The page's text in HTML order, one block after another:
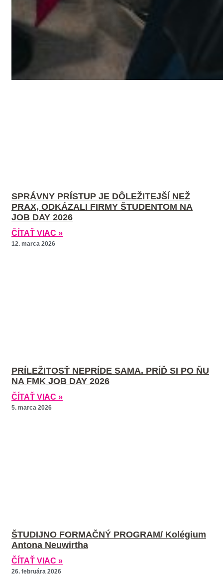
SPRÁVNY PRÍSTUP JE DÔLEŽITEJŠÍ NEŽ
PRAX, ODKÁZALI FIRMY ŠTUDENTOM NA
JOB DAY 2026
ČÍTAŤ VIAC »
12. marca 2026
PRÍLEŽITOSŤ NEPRÍDE SAMA. PRÍĎ SI PO ŇU
NA FMK JOB DAY 2026
ČÍTAŤ VIAC »
5. marca 2026
ŠTUDIJNO FORMAČNÝ PROGRAM/ Kolégium
Antona Neuwirtha
ČÍTAŤ VIAC »
26. februára 2026